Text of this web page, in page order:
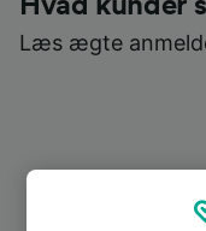
Læs ægte